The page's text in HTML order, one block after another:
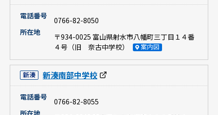
電話番号
0766-82-8050
所在地
〒934-0025 富山県射水市八幡町三丁目１４番
４号（旧 奈古中学校）
案内図
新湊 新湊南部中学校
電話番号
0766-82-8055
所在地